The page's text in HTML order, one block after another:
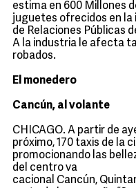
estima en 600 Millones
juguetes ofrecidos en
de Relaciones Públicas
A la industria le afecta
robados.
El monedero
Cancún, al volante
CHICAGO. A partir de
próximo, 170 taxis de la
promocionando las
del centro va
cacional Cancún,